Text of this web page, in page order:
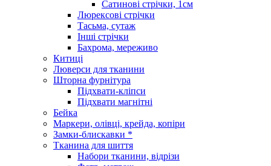
Сатинові стрічки, 1см
Люрексові стрічки
Тасьма, сутаж
Інші стрічки
Бахрома, мереживо
Китиці
Люверси для тканини
Шторна фурнітура
Підхвати-кліпси
Підхвати магнітні
Бейка
Маркери, олівці, крейда, копіри
Замки-блискавки *
Тканина для шиття
Набори тканини, відрізи